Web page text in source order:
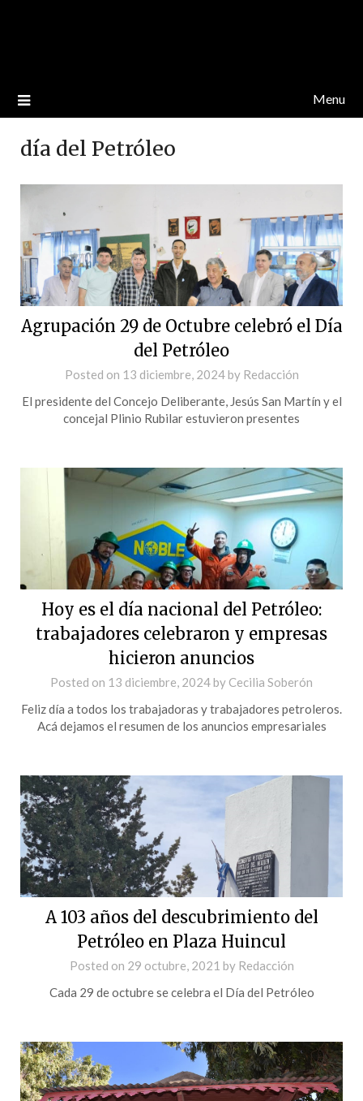
Menu
día del Petróleo
Agrupación 29 de Octubre celebró el Día
del Petróleo
Posted on 13 diciembre, 2024by Redacción
El presidente del Concejo Deliberante, Jesús San Martín y el
concejal Plinio Rubilar estuvieron presentes
Hoy es el día nacional del Petróleo:
trabajadores celebraron y empresas
hicieron anuncios
Posted on 13 diciembre, 2024by Cecilia Soberón
Feliz día a todos los trabajadoras y trabajadores petroleros.
Acá dejamos el resumen de los anuncios empresariales
A 103 años del descubrimiento del
Petróleo en Plaza Huincul
Posted on 29 octubre, 2021 by Redacción
Cada 29 de octubre se celebra el Día del Petróleo